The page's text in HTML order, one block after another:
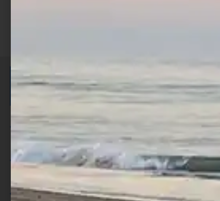
ISCRIVITI E RICEVI 3,50€ DI
SCONTO >
Per ogni acquisto accumuli ulteriori
punti;
Utilizza i punti per ricevere uno
I punti sono indicati nella pagina